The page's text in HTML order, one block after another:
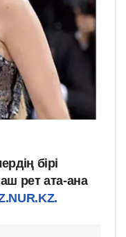
бірі
рет ата-ана